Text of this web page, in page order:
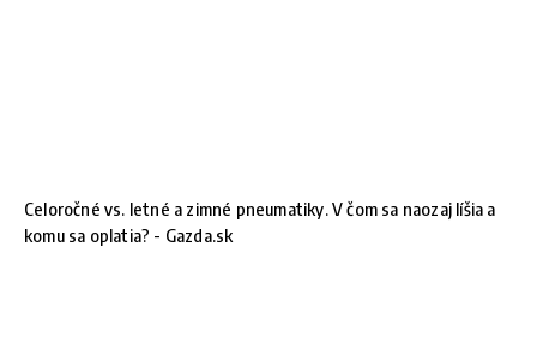
Celoročné vs. letné a zimné pneumatiky. V čom sa naozaj líšia a
komu sa oplatia? - Gazda.sk